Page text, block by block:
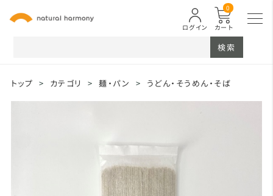
カート
0
ログイン
検索
トップ > カテゴリ > 麺・パン > うどん・そうめん・そば